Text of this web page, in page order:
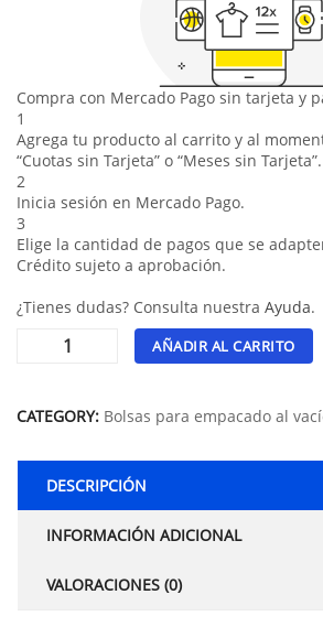
Compra con Mercado Pago sin tarjeta y
1
Agrega tu producto al carrito y al
“Cuotas sin Tarjeta” o “Meses sin Tarjeta”.
2
Inicia sesión en Mercado Pago.
3
Elige la cantidad de pagos que se
Crédito sujeto a aprobación.
¿Tienes dudas? Consulta nuestra Ayuda.
AÑADIR AL CARRITO
CATEGORY: Bolsas para empacado al
DESCRIPCIÓN
INFORMACIÓN ADICIONAL
VALORACIONES (0)